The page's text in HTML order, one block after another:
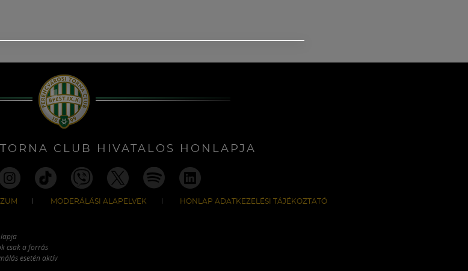
CLUB HIVATALOS HONLAPJA
MODERÁLÁSI ALAPELVEK HONLAP ADATKEZELÉSI TÁJÉKOZTATÓ
csak a forrás
esetén aktív